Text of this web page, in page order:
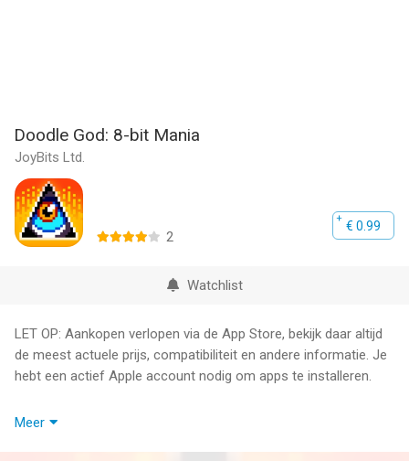
Doodle God: 8-bit Mania
JoyBits Ltd.
€ 0.99
2
Watchlist
LET OP: Aankopen verlopen via de App Store, bekijk daar altijd
de meest actuele prijs, compatibiliteit en andere informatie. Je
hebt een actief Apple account nodig om apps te installeren.
Doodle God gaat Old School!
Meer